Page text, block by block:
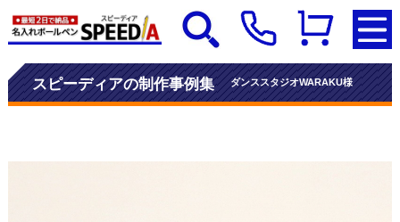
スピーディアの制作事例集 ダンススタジオWARAKU様